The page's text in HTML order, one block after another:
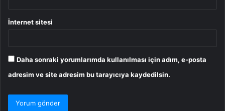
İnternet sitesi
Daha sonraki yorumlarımda kullanılması için adım, e-posta
adresim ve site adresim bu tarayıcıya kaydedilsin.